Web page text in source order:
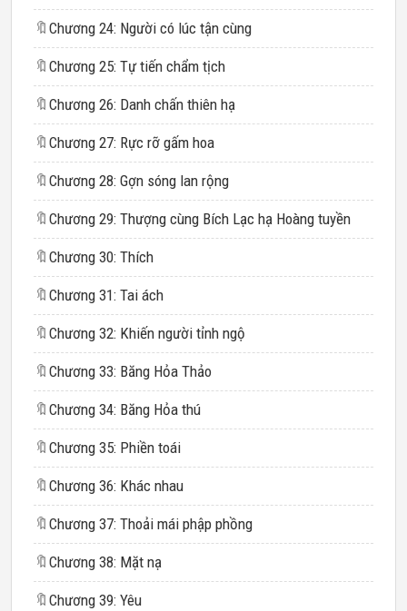
🔖 Chương 24: Người có lúc tận cùng
🔖 Chương 25: Tự tiến chẩm tịch
🔖 Chương 26: Danh chấn thiên hạ
🔖 Chương 27: Rực rỡ gấm hoa
🔖 Chương 28: Gợn sóng lan rộng
🔖 Chương 29: Thượng cùng Bích Lạc hạ Hoàng tuyền
🔖 Chương 30: Thích
🔖 Chương 31: Tai ách
🔖 Chương 32: Khiến người tỉnh ngộ
🔖 Chương 33: Băng Hỏa Thảo
🔖 Chương 34: Băng Hỏa thú
🔖 Chương 35: Phiền toái
🔖 Chương 36: Khác nhau
🔖 Chương 37: Thoải mái phập phồng
🔖 Chương 38: Mặt nạ
🔖 Chương 39: Yêu